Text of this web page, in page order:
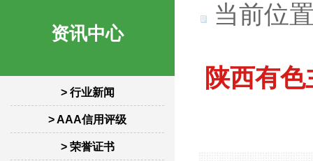
资讯中心
> 行业新闻
> AAA信用评级
> 荣誉证书
当前位
陕西有